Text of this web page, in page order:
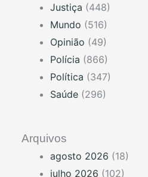
Justiça (448)
Mundo (516)
Opinião (49)
Polícia (866)
Política (347)
Saúde (296)
Arquivos
agosto 2026 (18)
julho 2026 (102)